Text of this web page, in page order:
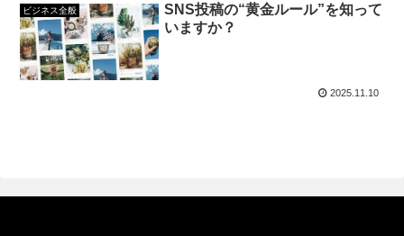
ビジネス全般
SNS投稿の“黄金ルール”を知って
いますか？
2025.11.10